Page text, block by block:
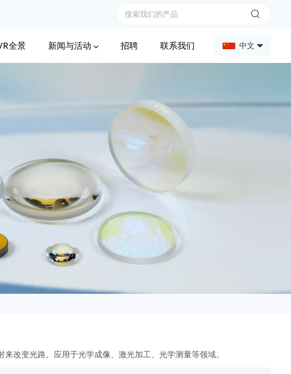
全景 新闻与活动 招聘 联系我们 中文
中文
改变光路。应用于光学成像、激光加工、光学测量等领域。